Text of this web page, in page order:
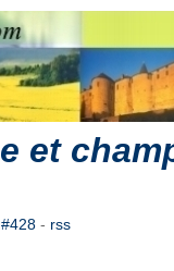
et
#428 - rss